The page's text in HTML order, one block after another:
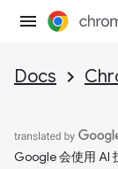
Docs
Google 会使用 AI